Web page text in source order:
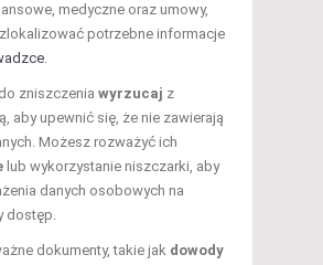
medyczne oraz umowy,
potrzebne informacje
.
zniszczenia wyrzucaj z
aby upewnić się, że nie zawierają
Możesz rozważyć ich
lub wykorzystanie niszczarki, aby
danych osobowych na
dostęp.
dokumenty, takie jak dowody